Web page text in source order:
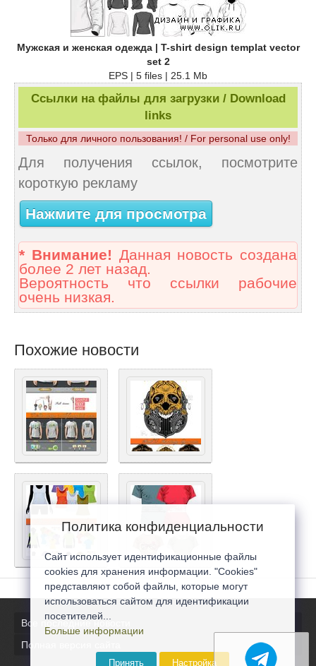
Мужская и женская одежда | T-shirt design templat vector
set 2
EPS | 5 files | 25.1 Mb
Ссылки на файлы для загрузки / Download
links
Только для личного пользования! / For personal use only!
Для получения ссылок, посмотрите
короткую рекламу
Нажмите для просмотра
* Внимание! Данная новость создана
более 2 лет назад.
Вероятность что ссылки рабочие
очень низкая.
Похожие новости
Все последние новости
Полная версия сайта
Политика конфиденциальности
Сайт использует идентификационные файлы
cookies для хранения информации. "Cookies"
представляют собой файлы, которые могут
использоваться сайтом для идентификации
посетителей...
Больше информации
Принять Настройка